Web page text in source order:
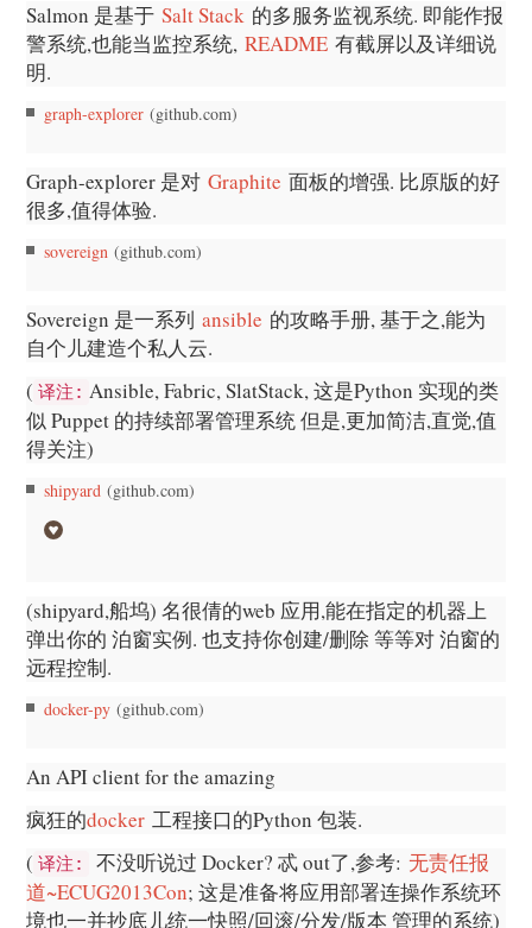
Salmon 是基于Salt Stack 的多服务监视系统. 即能作报
警系统,也能当监控系统,README 有截屏以及详细说
明.
graph-explorer (github.com)
Graph-explorer 是对Graphite 面板的增强. 比原版的好
很多,值得体验.
sovereign (github.com)
Sovereign 是一系列ansible 的攻略手册, 基于之,能为
自个儿建造个私人云.
( 译注: Ansible, Fabric, SlatStack, 这是Python 实现的类
似 Puppet 的持续部署管理系统 但是,更加简洁,直觉,值
得关注)
shipyard (github.com)
(shipyard,船坞) 名很倩的web 应用,能在指定的机器上
弹出你的 泊窗实例. 也支持你创建/删除 等等对 泊窗的
远程控制.
docker-py (github.com)
An API client for the amazing
疯狂的docker 工程接口的Python 包装.
( 译注: 不没听说过 Docker? 忒 out了,参考:无责任报
道~ECUG2013Con; 这是准备将应用部署连操作系统环
境也一并抄底儿统一快照/回滚/分发/版本 管理的系统)